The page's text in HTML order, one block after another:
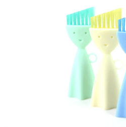
買賣價金債權讓與本公司後，依約使用本
2.基於同意付款使用「大哥付你分期」之
資料（包含姓名、電話或地址）提供予台
由本公司與您本人進行分期帳單所需資料
3.完整用戶服務條款，請詳閱以下連結：
後付繳納相關費用。
※ 交易是否成功請以「AFTEE先享後付
是否繳費成功／繳費後需取消欲退款等相
https://
１．透過由恩沛科技股份有限公司提供之
易，需依本服務之必要範圍內提供個人資
權轉讓予恩沛科技股份有限公司。
２．關於個人資料處理事宜，請瀏覽以下網
３．未成年的使用者請事先徵得法定代理
「AFTEE先享後付」，若未經同意申辦者
京站台北店客服中心(1F星巴克旁) 即
請自備購物袋，若需購買紙袋可現場詢